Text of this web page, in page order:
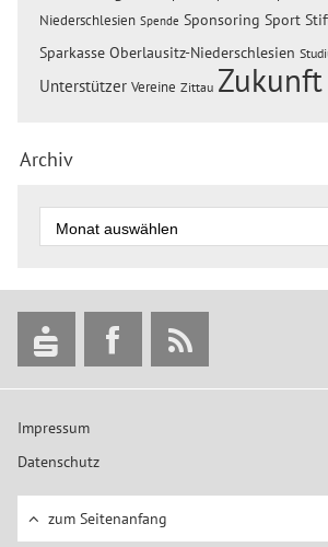
Niederschlesien Spende Sponsoring Sport
Sparkasse Oberlausitz-Niederschlesien
Unterstützer Vereine Zittau Zukunft
Archiv
Impressum
Datenschutz
zum Seitenanfang